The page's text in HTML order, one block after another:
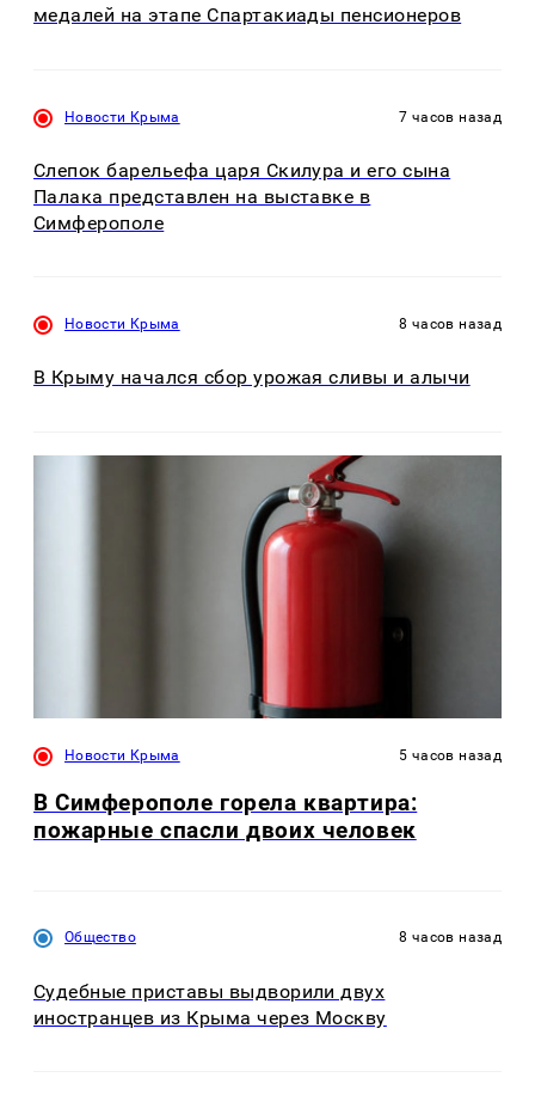
медалей на этапе Спартакиады пенсионеров
Новости Крыма 7 часов назад
Слепок барельефа царя Скилура и его сына
Палака представлен на выставке в
Симферополе
Новости Крыма 8 часов назад
В Крыму начался сбор урожая сливы и алычи
Новости Крыма 5 часов назад
В Симферополе горела квартира:
пожарные спасли двоих человек
Общество 8 часов назад
Судебные приставы выдворили двух
иностранцев из Крыма через Москву